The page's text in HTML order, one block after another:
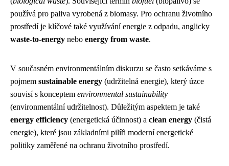
používá pro paliva vyrobená z biomasy. Pro ochranu životního
prostředí je klíčové také využívání energie z odpadu, anglicky
waste-to-energy nebo energy from waste.
V současném environmentálním diskurzu se často setkáváme s
pojmem sustainable energy (udržitelná energie), který úzce
souvisí s konceptem environmental sustainability
(environmentální udržitelnost). Důležitým aspektem je také
energy efficiency (energetická účinnost) a clean energy (čistá
energie), které jsou základními pilíři moderní energetické
politiky zaměřené na ochranu životního prostředí.